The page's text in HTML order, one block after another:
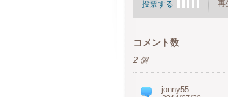
投票する 再
コメント数
2 個
jonny55